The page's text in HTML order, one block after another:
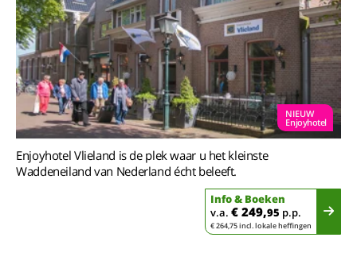
NIEUW
Enjoyhotel
Enjoyhotel Vlieland is de plek waar u het kleinste
Waddeneiland van Nederland écht beleeft.
Info & Boeken
v.a. € 249,95 p.p.
€ 264,75 incl. lokale heffingen